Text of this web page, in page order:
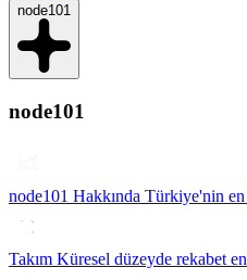
node101
node101
node101 Hakkında Türkiye'nin
Takım Küresel düzeyde rekabet